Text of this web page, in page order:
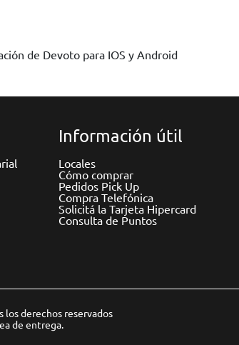
de Devoto para IOS y Android
Información útil
Locales
Cómo comprar
Pedidos Pick Up
Compra Telefónica
Solicitá la Tarjeta Hipercard
Consulta de Puntos
los derechos reservados
de entrega.